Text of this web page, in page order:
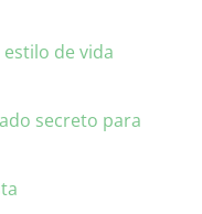
de vida
secreto para